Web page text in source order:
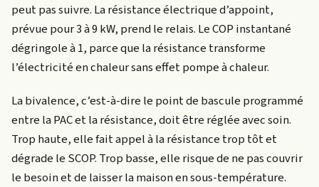
peut pas suivre. La résistance électrique d’appoint,
prévue pour 3 à 9 kW, prend le relais. Le COP instantané
dégringole à 1, parce que la résistance transforme
l’électricité en chaleur sans effet pompe à chaleur.
La bivalence, c’est-à-dire le point de bascule programmé
entre la PAC et la résistance, doit être réglée avec soin.
Trop haute, elle fait appel à la résistance trop tôt et
dégrade le SCOP. Trop basse, elle risque de ne pas couvrir
le besoin et de laisser la maison en sous-température.